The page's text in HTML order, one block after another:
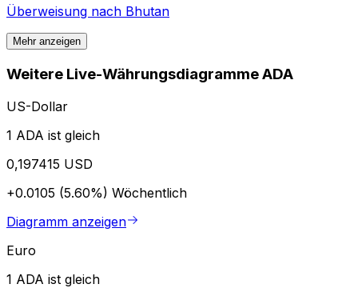
Überweisung nach Bhutan
Mehr anzeigen
Weitere Live-Währungsdiagramme ADA
US-Dollar
1 ADA ist gleich
0,197415 USD
+0.0105 (5.60%) Wöchentlich
Diagramm anzeigen
Euro
1 ADA ist gleich